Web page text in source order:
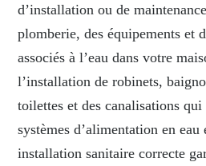
d’installation ou de
plomberie, des équipements et
associés à l’eau dans votre
l’installation de robinets,
toilettes et des canalisations
systèmes d’alimentation en
installation sanitaire correcte